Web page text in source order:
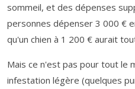
sommeil, et des dépenses
personnes dépenser 3 000 €
qu'un chien à 1 200 € aurait
Mais ce n'est pas pour tout le
infestation légère (quelques